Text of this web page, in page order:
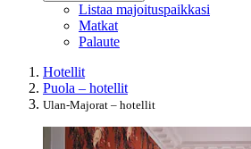
Listaa majoituspaikkasi
Matkat
Palaute
Hotellit
Puola – hotellit
Ulan-Majorat – hotellit